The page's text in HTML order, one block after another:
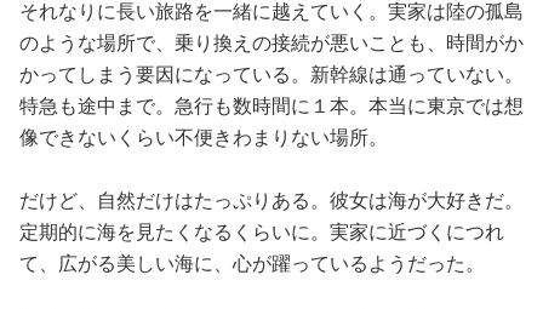
それなりに長い旅路を一緒に越えていく。実家は陸の孤島
のような場所で、乗り換えの接続が悪いことも、時間がか
かってしまう要因になっている。新幹線は通っていない。
特急も途中まで。急行も数時間に１本。本当に東京では想
像できないくらい不便きわまりない場所。
だけど、自然だけはたっぷりある。彼女は海が大好きだ。
定期的に海を見たくなるくらいに。実家に近づくにつれ
て、広がる美しい海に、心が躍っているようだった。